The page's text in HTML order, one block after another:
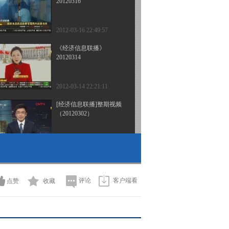
2012-03-16 22:49:57
《经济信息联播》
20120314
2012-03-14 22:21:11
[经济信息联播]整期视频
（20120302）
2012-03-01 22:21:10
[经济信息联播]整期视频
点赞 收藏 评论 客户端看